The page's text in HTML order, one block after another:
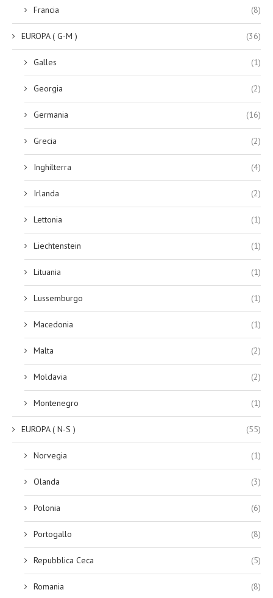
Francia (8)
EUROPA ( G-M ) (36)
Galles (1)
Georgia (2)
Germania (16)
Grecia (2)
Inghilterra (4)
Irlanda (2)
Lettonia (1)
Liechtenstein (1)
Lituania (1)
Lussemburgo (1)
Macedonia (1)
Malta (2)
Moldavia (2)
Montenegro (1)
EUROPA ( N-S ) (55)
Norvegia (1)
Olanda (3)
Polonia (6)
Portogallo (8)
Repubblica Ceca (5)
Romania (8)